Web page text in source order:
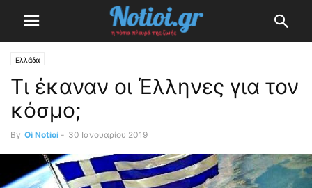
Ελλάδα
Τι έκαναν οι Έλληνες για τον
κόσμο;
By Oi Notioi - 30 Ιανουαρίου 2019